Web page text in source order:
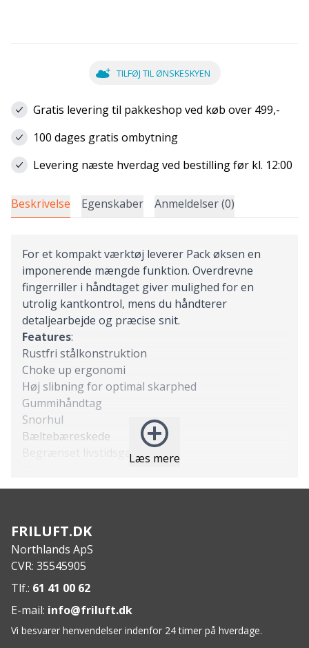
TILFØJ TIL ØNSKESKYEN
Gratis levering til pakkeshop ved køb over 499,-
100 dages gratis ombytning
Levering næste hverdag ved bestilling før kl. 12:00
Beskrivelse Egenskaber Anmeldelser (0)
Læs mere
For et kompakt værktøj leverer Pack øksen en
imponerende mængde funktion. Overdrevne
fingerriller i håndtaget giver mulighed for en
utrolig kantkontrol, mens du håndterer
detaljearbejde og præcise snit.
Features:
Rustfri stålkonstruktion
Choke up ergonomi
Høj slibning for optimal skarphed
Gummihåndtag
Snorhul
Bæltebæreskede
Begrænset livstidsgaranti
Længde: 24 cm
FRILUFT.DK
Northlands ApS
CVR: 35545905
Tlf.: 61 41 00 62
E-mail: info@friluft.dk
Vi besvarer henvendelser indenfor 24 timer på hverdage.